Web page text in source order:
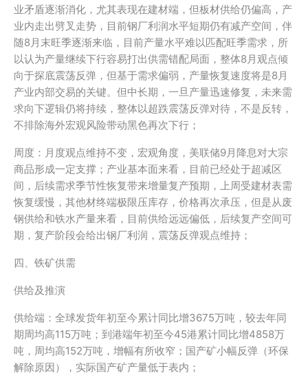
业矛盾逐渐消化，尤其表现在建材端，但板材供给仍偏高，产
业内走出劈叉走势，目前钢厂利润水平短期仍有减产空间，伴
随8月末旺季逐渐来临，目前产量水平难以匹配旺季需求，所
以认为产量继续下行容易打出供需错配局面，整体8月观点倾
向于探底震荡反弹，但基于需求偏弱，产量恢复速度将是8月
产业内部交易的关键。但中长期，一旦产量迅速修复，未来需
求向下逻辑仍将持续，整体以超跌震荡反弹对待，不是反转，
不排除海外宏观风险带动黑色再次下行；
周度：月度观点维持不变，宏观角度，美联储9月降息对大宗
商品形成一定支撑；产业基本面来看，目前已经处于超减区
间，后续需求季节性恢复带来增量复产预期，上周受建材表需
恢复缓慢，其他材终端极限压库存，价格再次承压，但是从废
钢供给和铁水产量来看，目前供给远远偏低，后续复产空间可
期，复产阶段会给出钢厂利润，震荡反弹观点维持；
四、铁矿供需
供给及推演
供给端：全球发货年初至今累计同比增3675万吨，较去年同
期周均高115万吨；到港端年初至今45港累计同比增4858万
吨，周均高152万吨，增幅有所收窄；国产矿小幅反弹（环保
解除原因），实际国产矿产量低于表内；